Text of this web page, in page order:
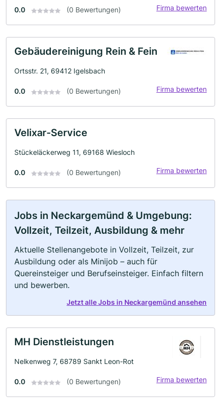
0.0 (0 Bewertungen) Firma bewerten
Gebäudereinigung Rein & Fein
Ortsstr. 21, 69412 Igelsbach
0.0 (0 Bewertungen) Firma bewerten
Velixar-Service
Stückeläckerweg 11, 69168 Wiesloch
0.0 (0 Bewertungen) Firma bewerten
Jobs in Neckargemünd & Umgebung:
Vollzeit, Teilzeit, Ausbildung & mehr
Aktuelle Stellenangebote in Vollzeit, Teilzeit, zur
Ausbildung oder als Minijob – auch für
Quereinsteiger und Berufseinsteiger. Einfach filtern
und bewerben.
Jetzt alle Jobs in Neckargemünd ansehen
MH Dienstleistungen
Nelkenweg 7, 68789 Sankt Leon-Rot
0.0 (0 Bewertungen) Firma bewerten